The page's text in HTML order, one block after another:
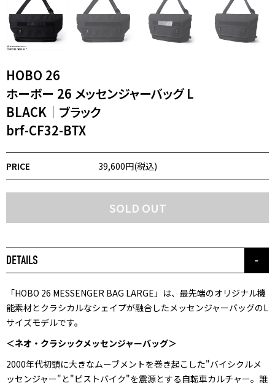
取扱店舗
INTERNATIONAL SHIPPING
新規会員登録
ログイン
マイページ
お問い合わせ
特定商取引法に基づく表記
プライバシーポリシー
HOBO 26
ホーボー 26 メッセンジャーバッグ L
BLACK｜ブラック
brf-CF32-BTX
PRICE 39,600円(税込)
SOLD OUT
DETAILS
「HOBO 26 MESSENGER BAG LARGE」は、最先端のオリジナル機
能素材とクラシカルなシェイプが融合したメッセンジャーバッグのL
サイズモデルです。
＜ネオ・クラシックメッセンジャーバッグ＞
2000年代初頭に大きなムーブメントを巻き起こした"バイシクルメ
ッセンジャー"と"ピストバイク"を震源とする自転車カルチャー。誰